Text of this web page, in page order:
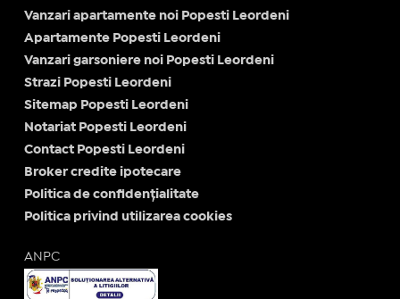
Vanzari apartamente noi Popesti Leordeni
Apartamente Popesti Leordeni
Vanzari garsoniere noi Popesti Leordeni
Strazi Popesti Leordeni
Sitemap Popesti Leordeni
Notariat Popesti Leordeni
Contact Popesti Leordeni
Broker credite ipotecare
Politica de confidențialitate
Politica privind utilizarea cookies
ANPC